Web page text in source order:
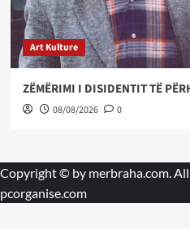
Art Kulture
ZËMËRIMI I DISIDENTIT TË
08/08/2026 0
Copyright © by merbraha.com.
pcorganise.com